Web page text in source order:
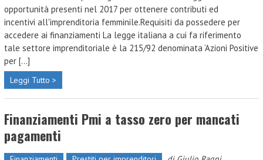
opportunità presenti nel 2017 per ottenere contributi ed
incentivi all'imprenditoria femminile.Requisiti da possedere per
accedere ai finanziamenti La legge italiana a cui fa riferimento
tale settore imprenditoriale è la 215/92 denominata ‘Azioni Positive
per [...]
Leggi Tutto >
Finanziamenti Pmi a tasso zero per mancati
pagamenti